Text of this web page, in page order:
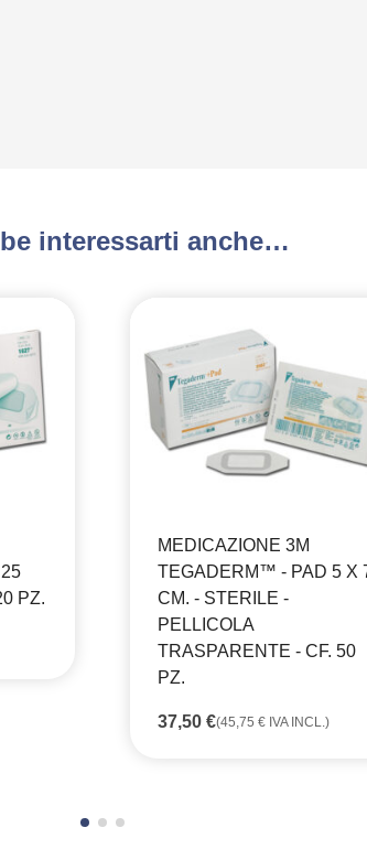
interessarti anche…
PZ.
MEDICAZIONE 3M
TEGADERM™ - PAD 5 X
CM. - STERILE -
PELLICOLA
TRASPARENTE - CF. 50
PZ.
37,50 €(45,75 € IVA INCL.)